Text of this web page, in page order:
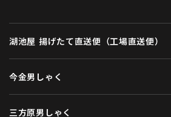
湖池屋 揚げたて直送便（工場直送便）
今金男しゃく
三方原男しゃく